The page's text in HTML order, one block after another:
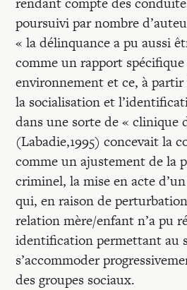
poursuivi par nombre
« la délinquance a pu aussi
comme un rapport
environnement et ce, à
la socialisation et
dans une sorte de « clinique
(Labadie,1995) concevait la
comme un ajustement de la
criminel, la mise en acte
qui, en raison de
relation mère/enfant n’a pu
identification permettant au
s’accommoder
des groupes sociaux.